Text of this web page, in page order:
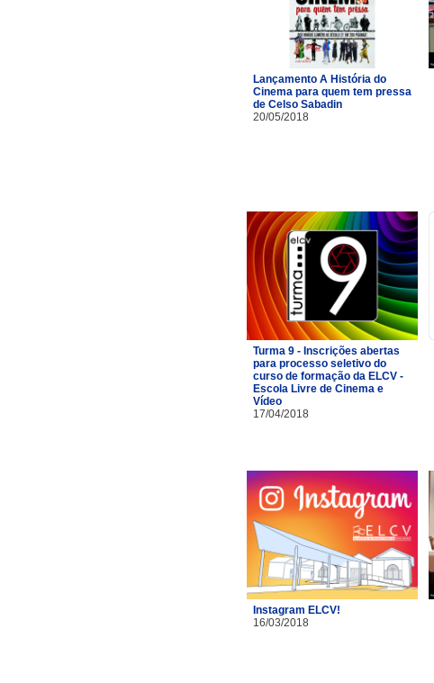
Lançamento A História do
Cinema para quem tem pressa
de Celso Sabadin
20/05/2018
Turma 9 - Inscrições abertas
para processo seletivo do
curso de formação da ELCV -
Escola Livre de Cinema e
Vídeo
17/04/2018
Instagram ELCV!
16/03/2018